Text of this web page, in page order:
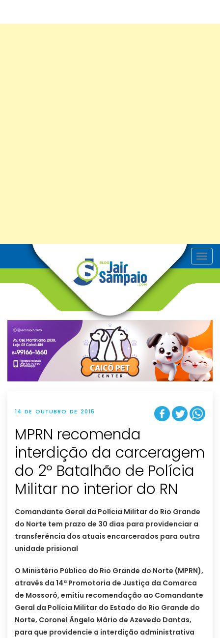
T
o
v
g
t
i
o
n
14 DE OUTUBRO DE 2015
MPRN recomenda
interdição da carceragem
do 2º Batalhão de Polícia
Militar no interior do RN
Comandante Geral da Polícia Militar do Rio Grande
do Norte tem prazo de 30 dias para providenciar a
transferência dos atuais encarcerados para outra
unidade prisional
O Ministério Público do Rio Grande do Norte (MPRN),
através da 14ª Promotoria de Justiça da Comarca
de Mossoró, emitiu recomendação ao Comandante
Geral da Polícia Militar do Estado do Rio Grande do
Norte, Coronel Ângelo Mário de Azevedo Dantas,
para que providencie a interdição administrativa